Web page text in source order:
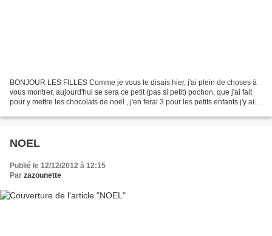
BONJOUR LES FILLES Comme je vous le disais hier, j'ai plein de choses à
vous montrer, aujourd'hui se sera ce petit (pas si petit) pochon, que j'ai fait
pour y mettre les chocolats de noël , j'en ferai 3 pour les petits enfants j'y ai
NOEL
Publié le 12/12/2012 à 12:15
Par zazounette